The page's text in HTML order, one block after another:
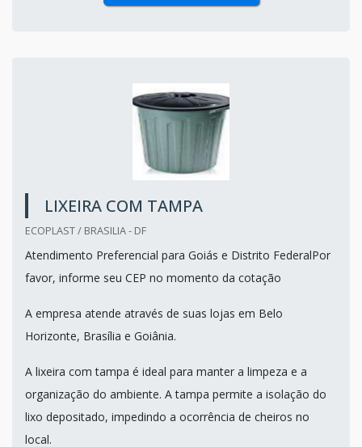
LIXEIRA COM TAMPA
ECOPLAST / BRASILIA - DF
Atendimento Preferencial para Goiás e Distrito FederalPor
favor, informe seu CEP no momento da cotação
A empresa atende através de suas lojas em Belo
Horizonte, Brasília e Goiânia.
A lixeira com tampa é ideal para manter a limpeza e a
organização do ambiente. A tampa permite a isolação do
lixo depositado, impedindo a ocorrência de cheiros no
local.